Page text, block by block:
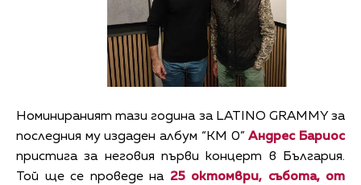
Номинираният тази година за LATINO GRAMMY за
последния му издаден албум “KM 0”Андрес Бариос
пристига за неговия първи концерт в България.
Той ще се проведе на 25 октомври, събота, от